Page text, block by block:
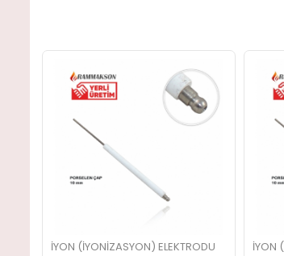
Ürün
İYON (İYONIZASYON) ELEKTRODU İYON